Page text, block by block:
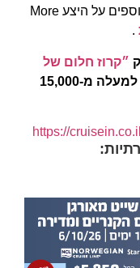
המפליגים בהפלגות נבחרות. לפרטים נוספים על היצע More
חלום של
– הייחודית בעולם הקרוזים. למעלה מ-15,000
https://